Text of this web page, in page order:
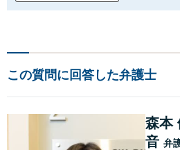
この質問に回答した弁護士
森本
音 弁